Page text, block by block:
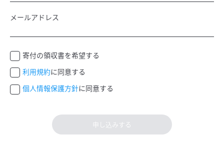
メールアドレス
寄付の領収書を希望する
利用規約に同意する
個人情報保護方針に同意する
申し込みする